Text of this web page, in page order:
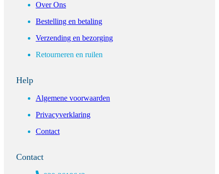
Over Ons
Bestelling en betaling
Verzending en bezorging
Retourneren en ruilen
Help
Algemene voorwaarden
Privacyverklaring
Contact
Contact